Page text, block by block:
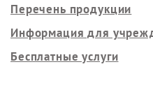
Перечень продукции
Информация для
Бесплатные услуги